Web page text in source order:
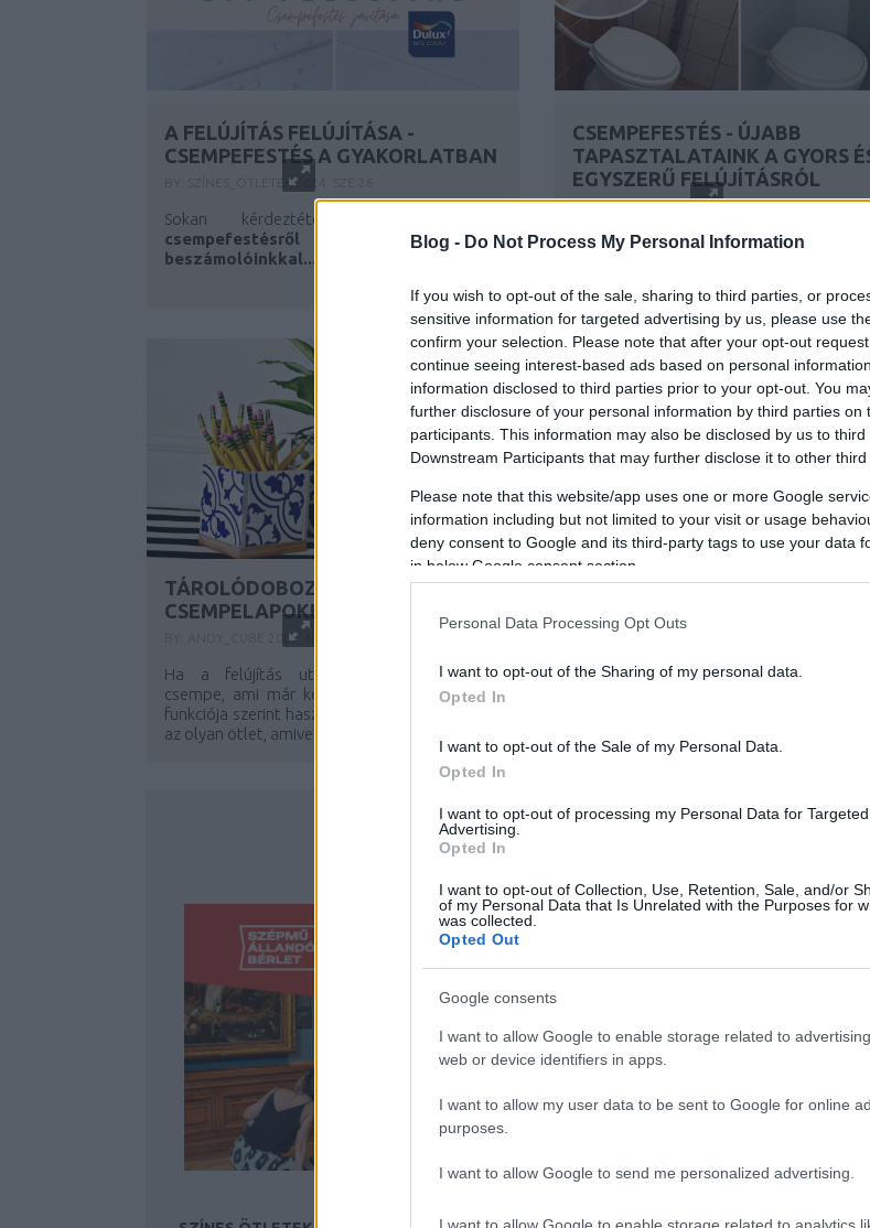
Blog - Do Not Process My Personal Information
If you wish to opt-out of the sale, sharing to third parties, or
sensitive information for targeted advertising by us, please use
confirm your selection. Please note that after your opt-out
continue seeing interest-based ads based on personal
information disclosed to third parties prior to your opt-out. You
further disclosure of your personal information by third parties on
participants. This information may also be disclosed by us to
Downstream Participants that may further disclose it to other third
Please note that this website/app uses one or more Google
information including but not limited to your visit or usage
deny consent to Google and its third-party tags to use your data
in below Google consent section.
Personal Data Processing Opt Outs
I want to opt-out of the Sharing of my personal data.
Opted In
I want to opt-out of the Sale of my Personal Data.
Opted In
I want to opt-out of processing my Personal Data for Targeted
Advertising.
Opted In
I want to opt-out of Collection, Use, Retention, Sale, and/or
of my Personal Data that Is Unrelated with the Purposes for
was collected.
Opted Out
Google consents
I want to allow Google to enable storage related to
web or device identifiers in apps.
I want to allow my user data to be sent to Google for online
purposes.
I want to allow Google to send me personalized advertising.
A FELÚJÍTÁS FELÚJÍTÁSA -
CSEMPEFESTÉS A GYAKORLATBAN
SZÍNES_ÖTLETEK2024. SZE 26.
Sokan kérdeztétek tőlünk korábbi,
csempefestésről készített
beszámolóinkkal...
CSEMPEFESTÉS - ÚJABB
TAPASZTALATAINK A GYORS
EGYSZERŰ FELÚJÍTÁSRÓL
BY:SZÍNES_ÖTLETEK2023. AUG 04.
Két éve már
TÁROLÓDOBOZ MINTÁS
CSEMPELAPOKBÓL
2021. MÁJ 23.
Ha a felújítás után megmaradt néhány
csempe, ami már kevés ahhoz, hogy eredeti
funkciója szerint használjuk fel, biztosan jól jön
az olyan ötlet, amivel hasznosíthatjuk ezeket...
AKCIÓ